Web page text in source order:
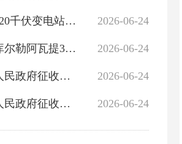
2026-06-24
巴州棉田220千伏变电站110千伏送出工程社会稳定风险评估报告
2026-06-24
新疆巴州库尔勒阿瓦提35千伏输变电改造工程社会稳定风险评估报告
2026-06-24
库尔勒市人民政府征收土地预公告（库征告〔2026〕004号）
2026-06-24
库尔勒市人民政府征收土地预公告（库征告〔2026〕003号）